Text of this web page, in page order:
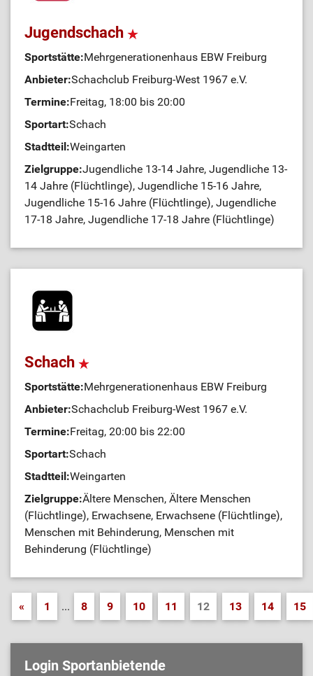
Jugendschach
Sportstätte:Mehrgenerationenhaus EBW Freiburg
Anbieter:Schachclub Freiburg-West 1967 e.V.
Termine:Freitag, 18:00 bis 20:00
Sportart:Schach
Stadtteil:Weingarten
Zielgruppe:Jugendliche 13-14 Jahre, Jugendliche 13-
14 Jahre (Flüchtlinge), Jugendliche 15-16 Jahre,
Jugendliche 15-16 Jahre (Flüchtlinge), Jugendliche
17-18 Jahre, Jugendliche 17-18 Jahre (Flüchtlinge)
Schach
Sportstätte:Mehrgenerationenhaus EBW Freiburg
Anbieter:Schachclub Freiburg-West 1967 e.V.
Termine:Freitag, 20:00 bis 22:00
Sportart:Schach
Stadtteil:Weingarten
Zielgruppe:Ältere Menschen, Ältere Menschen
(Flüchtlinge), Erwachsene, Erwachsene (Flüchtlinge),
Menschen mit Behinderung, Menschen mit
Behinderung (Flüchtlinge)
« 1 ... 8 9 10 11 12 13 14 15
Login Sportanbietende